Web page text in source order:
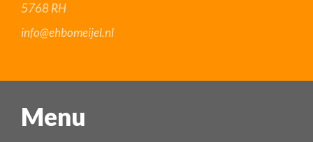
5768 RH
info@ehbomeijel.nl
Menu